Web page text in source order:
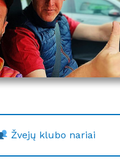
Žvejų klubo nariai